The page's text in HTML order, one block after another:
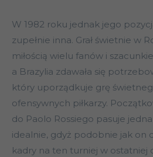
W 1982 roku jednak jego
zupełnie inna. Grał świetnie w
miłością wielu fanów i
a Brazylia zdawała się
który uporządkuje grę
ofensywnych piłkarzy.
do Paolo Rossiego pasuje
idealnie, gdyż podobnie jak on
kadry na ten turniej w ostatniej